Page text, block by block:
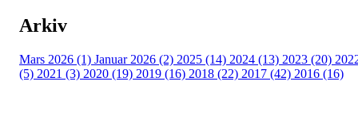
Arkiv
Mars 2026 (1) Januar 2026 (2) 2025 (14) 2024 (13) 2023 (20)
(5) 2021 (3) 2020 (19) 2019 (16) 2018 (22) 2017 (42) 2016 (16)